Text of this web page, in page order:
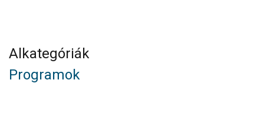
Alkategóriák
Programok